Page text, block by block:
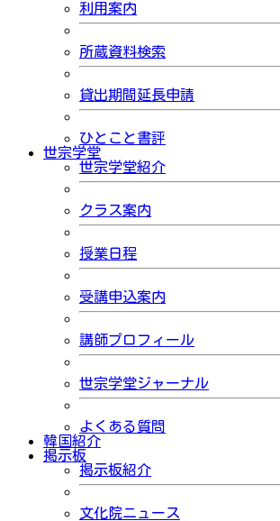
利用案内
所蔵資料検索
貸出期間延長申請
ひとこと書評
世宗学堂
世宗学堂紹介
クラス案内
授業日程
受講申込案内
講師プロフィール
世宗学堂ジャーナル
よくある質問
韓国紹介
掲示板
掲示板紹介
文化院ニュース